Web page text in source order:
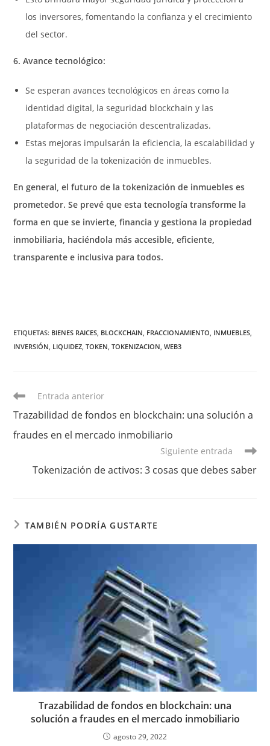
los inversores, fomentando la confianza y el crecimiento
del sector.
6. Avance tecnológico:
Se esperan avances tecnológicos en áreas como la
identidad digital, la seguridad blockchain y las
plataformas de negociación descentralizadas.
Estas mejoras impulsarán la eficiencia, la escalabilidad y
la seguridad de la tokenización de inmuebles.
En general, el futuro de la tokenización de inmuebles es
prometedor. Se prevé que esta tecnología transforme la
forma en que se invierte, financia y gestiona la propiedad
inmobiliaria, haciéndola más accesible, eficiente,
transparente e inclusiva para todos.
ETIQUETAS: BIENES RAICES BLOCKCHAIN FRACCIONAMIENTO INMUEBLES
INVERSIÓN LIQUIDEZ TOKEN TOKENIZACION WEB3
Leer
artículos
Entrada anterior
Trazabilidad de fondos en blockchain: una solución a
fraudes en el mercado inmobiliario
Siguiente entrada
Tokenización de activos: 3 cosas que debes saber
TAMBIÉN PODRÍA GUSTARTE
Trazabilidad de fondos en blockchain: una
solución a fraudes en el mercado inmobiliario
agosto 29, 2022